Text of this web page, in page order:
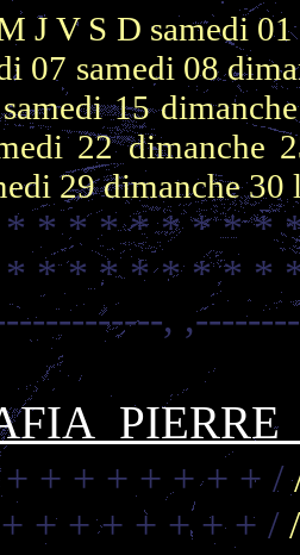
J V S D samedi
07 samedi 08
samedi 15
22dimanche
29dimanche 30
* * * * * * * *
* * * * * * * *
,
+ + + + + + + /
+ + + + + + + /